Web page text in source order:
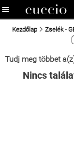
Kezdőlap Zselék -
Tudj meg többet
Nincs